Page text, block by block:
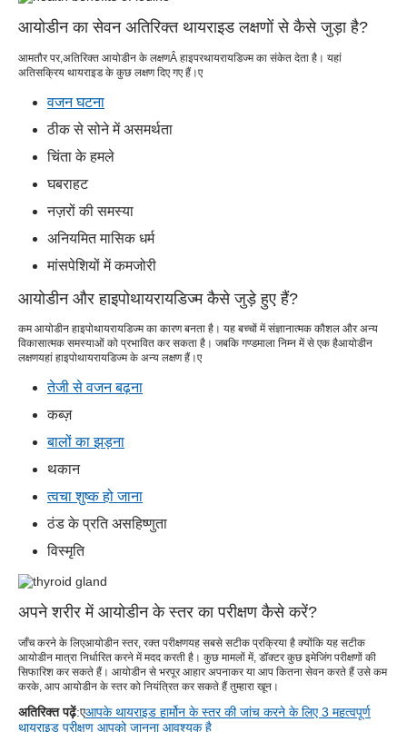
आयोडीन का सेवन अतिरिक्त थायराइड लक्षणों से कैसे जुड़ा है?
आमतौर पर,अतिरिक्त आयोडीन के लक्षणÂ हाइपरथायरायडिज्म का संकेत देता है। यहां
अतिसक्रिय थायराइड के कुछ लक्षण दिए गए हैं।ए
वजन घटना
ठीक से सोने में असमर्थता
चिंता के हमले
घबराहट
नज़रों की समस्या
अनियमित मासिक धर्म
मांसपेशियों में कमजोरी
आयोडीन और हाइपोथायरायडिज्म कैसे जुड़े हुए हैं?
कम आयोडीन हाइपोथायरायडिज्म का कारण बनता है। यह बच्चों में संज्ञानात्मक कौशल और अन्य
विकासात्मक समस्याओं को प्रभावित कर सकता है। जबकि गण्डमाला निम्न में से एक हैआयोडीन
लक्षणयहां हाइपोथायरायडिज्म के अन्य लक्षण हैं।ए
तेजी से वजन बढ़ना
कब्ज़
बालों का झड़ना
थकान
त्वचा शुष्क हो जाना
ठंड के प्रति असहिष्णुता
विस्मृति
अपने शरीर में आयोडीन के स्तर का परीक्षण कैसे करें?
जाँच करने के लिएआयोडीन स्तर, रक्त परीक्षणयह सबसे सटीक प्रक्रिया है क्योंकि यह सटीक
आयोडीन मात्रा निर्धारित करने में मदद करती है। कुछ मामलों में, डॉक्टर कुछ इमेजिंग परीक्षणों की
सिफारिश कर सकते हैं। आयोडीन से भरपूर आहार अपनाकर या आप कितना सेवन करते हैं उसे कम
करके, आप आयोडीन के स्तर को नियंत्रित कर सकते हैं तुम्हारा खून।
अतिरिक्त पढ़ें:एआपके थायराइड हार्मोन के स्तर की जांच करने के लिए 3 महत्वपूर्ण
थायराइड परीक्षण आपको जानना आवश्यक है